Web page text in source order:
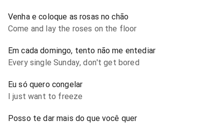
Venha e coloque as rosas no chão
Come and lay the roses on the floor
Em cada domingo, tento não me entediar
Every single Sunday, don't get bored
Eu só quero congelar
I just want to freeze
Posso te dar mais do que você quer